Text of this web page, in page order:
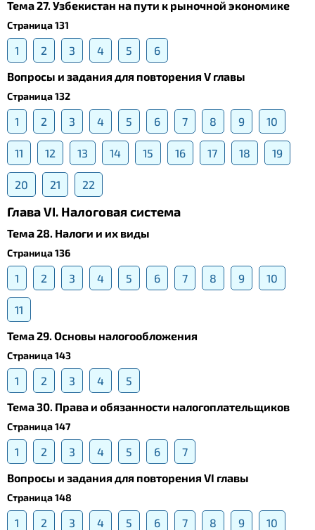
Тема 27. Узбекистан на пути к рыночной экономике
Страница 131
1 2 3 4 5
6
Вопросы и задания для повторения V главы
Страница 132
1 2 3 4 5 6 7 8 9 10
11 12 13 14 15 16 17 18 19
20 21 22
Глава VI. Налоговая система
Тема 28. Налоги и их виды
Страница 136
1 2 3 4 5 6 7 8 9 10
11
Тема 29. Основы налогообложения
Страница 143
1 2 3 4
5
Тема 30. Права и обязанности налогоплательщиков
Страница 147
1 2 3 4 5 6
7
Вопросы и задания для повторения VI главы
Страница 148
1 2 3 4 5 6 7 8 9 10